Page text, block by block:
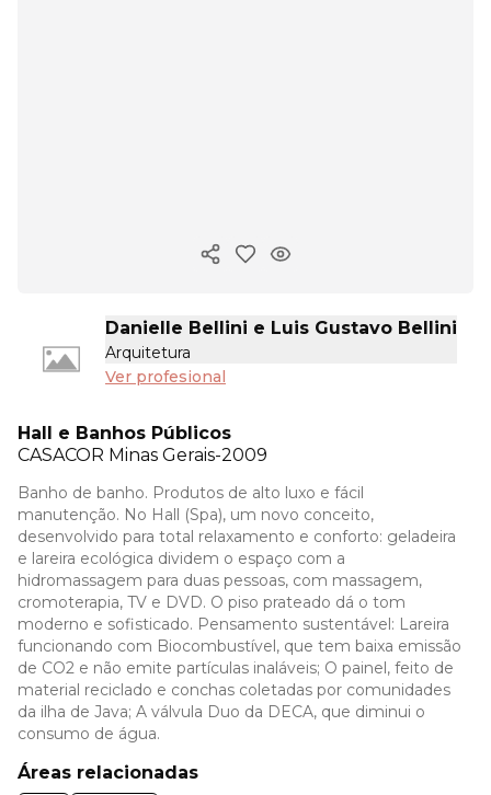
Copiar enlace
Danielle Bellini e Luis Gustavo Bellini
Arquitetura
Ver profesional
Hall e Banhos Públicos
CASACOR Minas Gerais-2009
Banho de banho. Produtos de alto luxo e fácil
manutenção. No Hall (Spa), um novo conceito,
desenvolvido para total relaxamento e conforto: geladeira
e lareira ecológica dividem o espaço com a
hidromassagem para duas pessoas, com massagem,
cromoterapia, TV e DVD. O piso prateado dá o tom
moderno e sofisticado. Pensamento sustentável: Lareira
funcionando com Biocombustível, que tem baixa emissão
de CO2 e não emite partículas inaláveis; O painel, feito de
material reciclado e conchas coletadas por comunidades
da ilha de Java; A válvula Duo da DECA, que diminui o
consumo de água.
Áreas relacionadas